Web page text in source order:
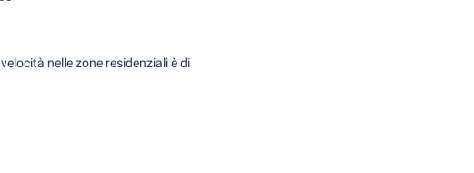
nelle zone residenziali è di